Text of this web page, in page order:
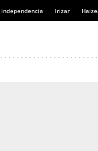
independencia Irizar